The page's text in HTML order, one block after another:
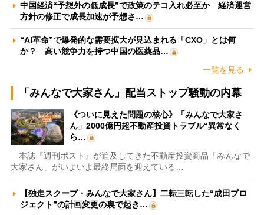
中国経済“予想外の低成長”で政策のテコ入れ必至か 経済運営
方針の修正で成長加速が予想さ…
“AI革命”で爆発的な需要拡大が見込まれる「CXO」とは何
か？ 高い競争力を持つ中国の医薬品…
一覧を見る
「みんなで大家さん」配当ストップ騒動の内幕
《ついに見えた問題の核心》「みんなで大家さ
ん」2000億円超不動産投資トラブル“異常なく
ら…
本誌『週刊ポスト』が追及してきた不動産投資商品「みんなで
大家さん」がいよいよ最終局面を迎えている…
【独走スクープ・みんなで大家さん】二転三転した“成田プロ
ジェクト”の計画変更の裏で起き…